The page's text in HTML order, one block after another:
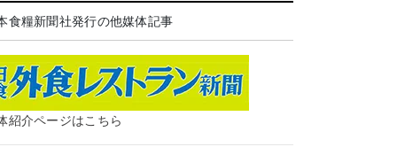
食糧新聞社発行の他媒体記事
紹介ページはこちら